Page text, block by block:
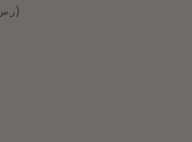
Arabia Saudí (SAR ر.س)